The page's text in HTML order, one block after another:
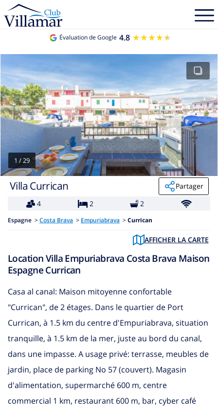
Évaluation de Google 4.8 ★★★★★
★★★★★
1 /29
Villa Currican
Partager
4
2 2
Espagne > Costa Brava > Empuriabrava > Currican
AFFICHER LA CARTE
Location Villa Empuriabrava Costa Brava Maison
Espagne Currican
Casa al canal: Maison mitoyenne confortable
"Currican", de 2 étages. Dans le quartier de Port
Currican, à 1.5 km du centre d'Empuriabrava, situation
tranquille, à 1.5 km de la mer, juste au bord du canal,
dans une impasse. A usage privé: terrasse, meubles de
jardin, place de parking No 57 (couvert). Magasin
d'alimentation, supermarché 600 m, centre
commercial 1 km, restaurant 600 m, bar, cyber café